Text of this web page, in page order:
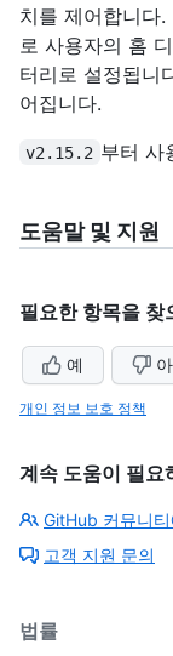
치를 제어합니다
로 사용자의 홈
터리로 설정됩니
어집니다.
v2.15.2 부터 사
도움말 및 지원
필요한 항목을 찾
예
개인 정보 보호 정책
계속 도움이 필요
GitHub 커뮤니티
고객 지원 문의
법률